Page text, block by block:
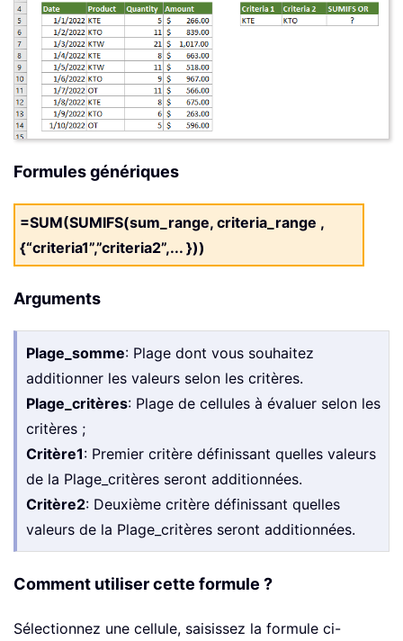
Formules génériques
=SUM(SUMIFS(sum_range, criteria_range ,
{“criteria1”,”criteria2”,... }))
Arguments
Plage_somme: Plage dont vous souhaitez
additionner les valeurs selon les critères.
Plage_critères: Plage de cellules à évaluer selon les
critères ;
Critère1: Premier critère définissant quelles valeurs
de la Plage_critères seront additionnées.
Critère2: Deuxième critère définissant quelles
valeurs de la Plage_critères seront additionnées.
Comment utiliser cette formule ?
Sélectionnez une cellule, saisissez la formule ci-